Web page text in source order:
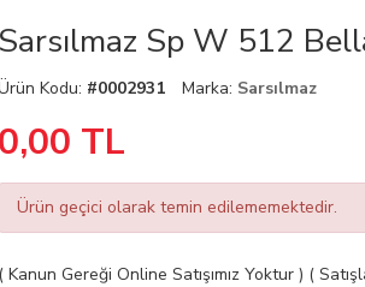
Sarsılmaz Sp W 512
Kodu: #0002931 Marka: Sarsılmaz
0,00 TL
Ürün geçici olarak temin edilememektedir.
( Kanun Gereği Online Satışımız Yoktur ) (